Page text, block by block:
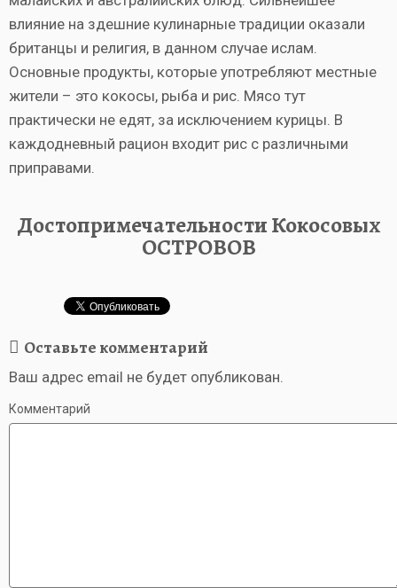
влияние на здешние кулинарные традиции оказали
британцы и религия, в данном случае ислам.
Основные продукты, которые употребляют местные
жители – это кокосы, рыба и рис. Мясо тут
практически не едят, за исключением курицы. В
каждодневный рацион входит рис с различными
приправами.
Достопримечательности Кокосовых
ОСТРОВОВ
Оставьте комментарий
Ваш адрес email не будет опубликован.
Комментарий